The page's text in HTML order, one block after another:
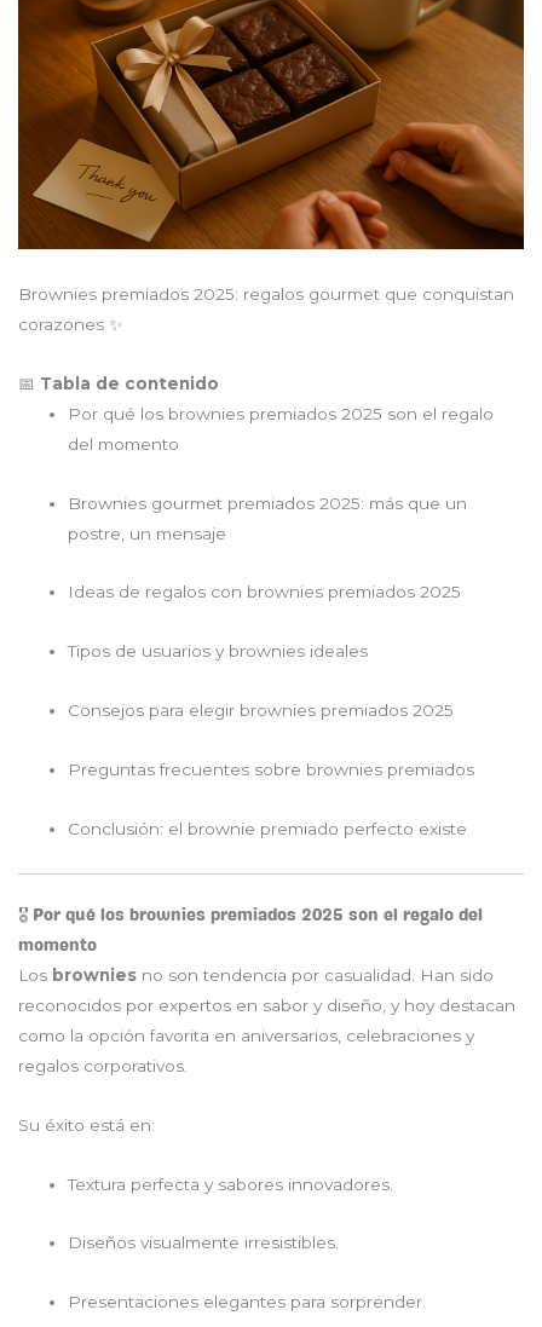
Brownies premiados 2025: regalos gourmet que conquistan
corazones ✨
📅 Tabla de contenido
Por qué los brownies premiados 2025 son el regalo
del momento
Brownies gourmet premiados 2025: más que un
postre, un mensaje
Ideas de regalos con brownies premiados 2025
Tipos de usuarios y brownies ideales
Consejos para elegir brownies premiados 2025
Preguntas frecuentes sobre brownies premiados
Conclusión: el brownie premiado perfecto existe
🎖️ Por qué los brownies premiados 2025 son el regalo del
momento
Los brownies no son tendencia por casualidad. Han sido
reconocidos por expertos en sabor y diseño, y hoy destacan
como la opción favorita en aniversarios, celebraciones y
regalos corporativos.
Su éxito está en:
Textura perfecta y sabores innovadores.
Diseños visualmente irresistibles.
Presentaciones elegantes para sorprender.